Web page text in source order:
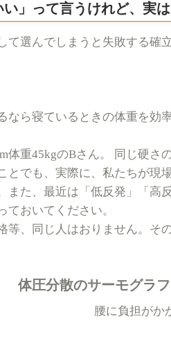
い」って言うけれど、実
選んでしまうと失敗する
なら寝ているときの体重を
重45kgのBさん。 同じ硬さ
でも、実際に、私たちが
た、最近は「低反発」「
おいてください。
、同じ人はおりません。そ
体圧分散のサーモグラフ
腰に負担がか